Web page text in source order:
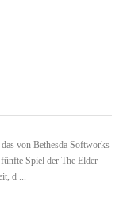
von Bethesda Softworks
Spiel der The Elder
d ...